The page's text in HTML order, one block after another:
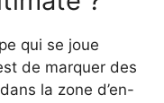
qui se joue
de marquer des
la zone d’en-